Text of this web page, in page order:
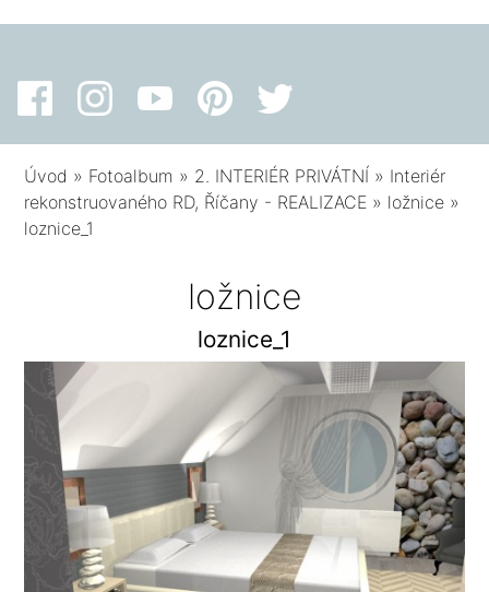
Úvod » Fotoalbum » 2. INTERIÉR PRIVÁTNÍ » Interiér
rekonstruovaného RD, Říčany - REALIZACE » ložnice »
loznice_1
ložnice
loznice_1